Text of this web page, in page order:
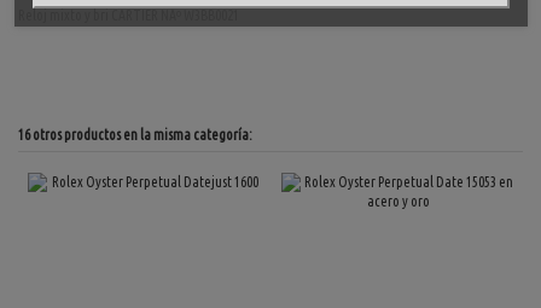
16 otros productos en la misma categoría: